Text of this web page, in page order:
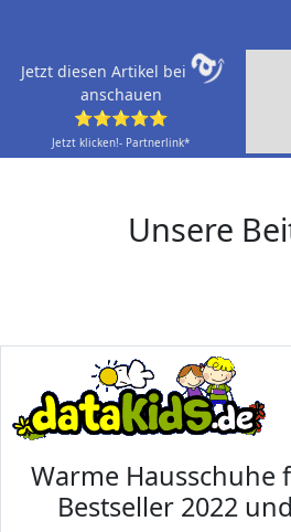
Jetzt diesen Artikel bei
anschauen
⭐⭐⭐⭐⭐
Jetzt klicken!- Partnerlink*
Unsere
Warme Hausschuhe
Bestseller 2022